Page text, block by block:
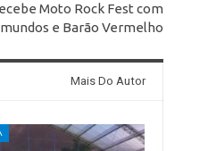
Moto Rock Fest com
e Barão Vermelho
Mais Do Autor